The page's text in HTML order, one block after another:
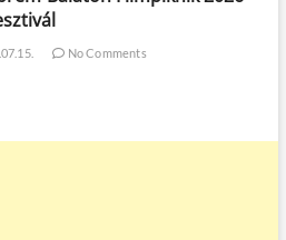
No Comments